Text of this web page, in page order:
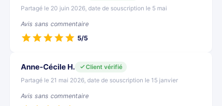
Partagé le 20 juin 2026, date de souscription le 5 mai
Avis sans commentaire
5/5
Anne-Cécile H.
Client vérifié
Partagé le 21 mai 2026, date de souscription le 15 janvier
Avis sans commentaire